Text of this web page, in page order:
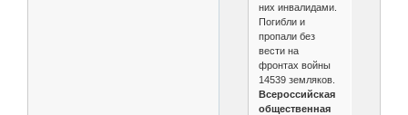
них инвалидами.
Погибли и
пропали без
вести на
фронтах войны
14539 земляков.
Всероссийская
общественная